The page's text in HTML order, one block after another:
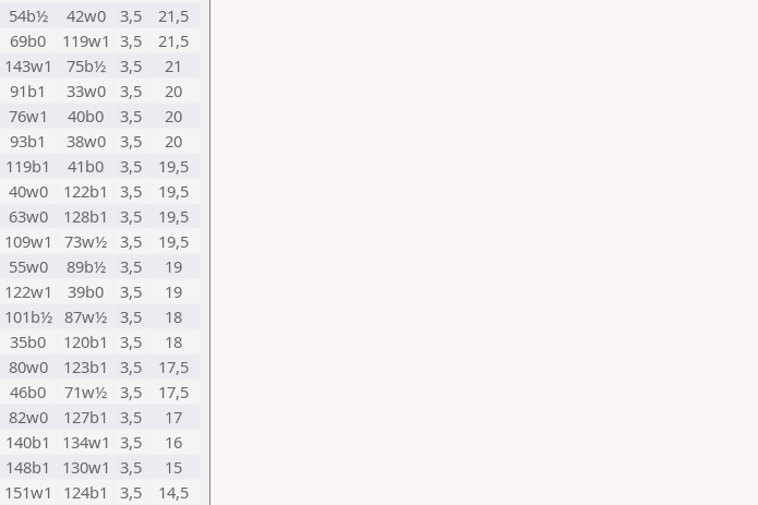
54b½ 42w0 3,5
21,5
69b0 119w1 3,5
21,5
143w1 75b½ 3,5
21
91b1 33w0 3,5
20
76w1 40b0 3,5
20
93b1 38w0 3,5
20
119b1 41b0 3,5
19,5
40w0 122b1 3,5
19,5
63w0 128b1 3,5
19,5
109w1 73w½ 3,5
19,5
55w0 89b½ 3,5
19
122w1 39b0 3,5
19
101b½ 87w½ 3,5
18
35b0 120b1 3,5
18
80w0 123b1 3,5
17,5
46b0 71w½ 3,5
17,5
82w0 127b1 3,5
17
140b1 134w1 3,5
16
148b1 130w1 3,5
15
151w1 124b1 3,5
14,5